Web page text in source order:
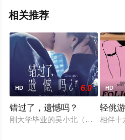
相关推荐
HD 6.0
错过了，遗憾吗？
刚大学毕业的吴小北（庄达菲 饰
HD
轻佻
相伴十